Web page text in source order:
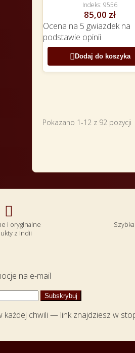
Indeks 9556
85,00 zł
Ocena na 5 gwiazdek na
podstawie opinii
 Dodaj do koszyka
Pokazano 1-12 z 92 pozycji

i oryginalne
z Indii
na e-mail
każdej chwili — link znajdziesz w